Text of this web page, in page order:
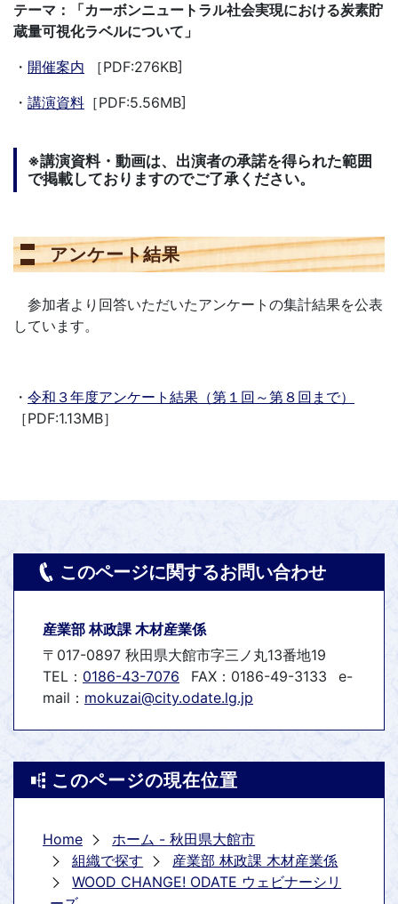
テーマ：「カーボンニュートラル社会実現における炭素貯
蔵量可視化ラベルについて」
・ 開催案内 ［PDF:276KB]
・ 講演資料 ［PDF:5.56MB]
※講演資料・動画は、出演者の承諾を得られた範囲
で掲載しておりますのでご了承ください。
アンケート結果
参加者より回答いただいたアンケートの集計結果を公表
しています。
・ 令和３年度アンケート結果（第１回～第８回まで）
［PDF:1.13MB］
このページに関するお問い合わせ
産業部 林政課 木材産業係
〒017-0897 秋田県大館市字三ノ丸13番地19
TEL： 0186-43-7076 FAX：0186-49-3133
e-
mail： mokuzai@city.odate.lg.jp
このページの現在位置
Home
ホーム - 秋田県大館市
組織で探す
産業部 林政課 木材産業係
WOOD CHANGE! ODATE ウェビナーシリ